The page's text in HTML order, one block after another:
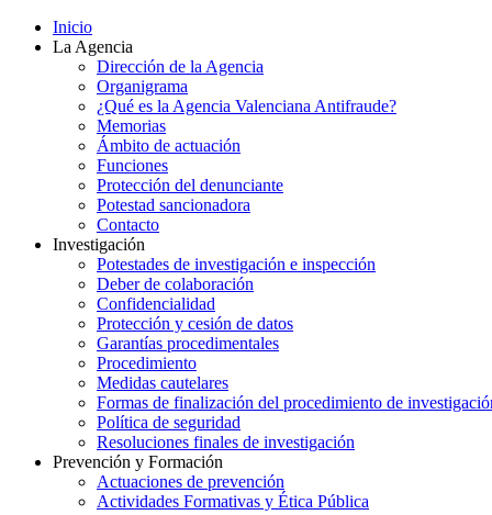
Inicio
La Agencia
Dirección de la Agencia
Organigrama
¿Qué es la Agencia Valenciana Antifraude?
Memorias
Ámbito de actuación
Funciones
Protección del denunciante
Potestad sancionadora
Contacto
Investigación
Potestades de investigación e inspección
Deber de colaboración
Confidencialidad
Protección y cesión de datos
Garantías procedimentales
Procedimiento
Medidas cautelares
Formas de finalización del procedimiento de
Política de seguridad
Resoluciones finales de investigación
Prevención y Formación
Actuaciones de prevención
Actividades Formativas y Ética Pública